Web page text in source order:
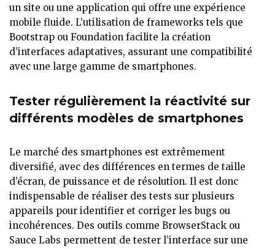
un site ou une application qui offre une expérience
mobile fluide. L’utilisation de frameworks tels que
Bootstrap ou Foundation facilite la création
d’interfaces adaptatives, assurant une compatibilité
avec une large gamme de smartphones.
Tester régulièrement la réactivité sur
différents modèles de smartphones
Le marché des smartphones est extrêmement
diversifié, avec des différences en termes de taille
d’écran, de puissance et de résolution. Il est donc
indispensable de réaliser des tests sur plusieurs
appareils pour identifier et corriger les bugs ou
incohérences. Des outils comme BrowserStack ou
Sauce Labs permettent de tester l’interface sur une